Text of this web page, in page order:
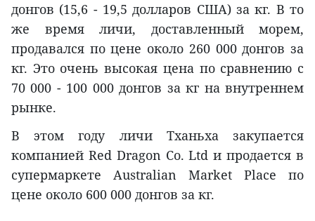
донгов (15,6 - 19,5 долларов США) за кг. В то
же время личи, доставленный морем,
продавался по цене около 260 000 донгов за
кг. Это очень высокая цена по сравнению с
70 000 - 100 000 донгов за кг на внутреннем
рынке.
В этом году личи Тханьха закупается
компанией Red Dragon Co. Ltd и продается в
супермаркете Australian Market Place по
цене около 600 000 донгов за кг.